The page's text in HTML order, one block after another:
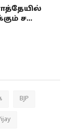
ச...
BJP